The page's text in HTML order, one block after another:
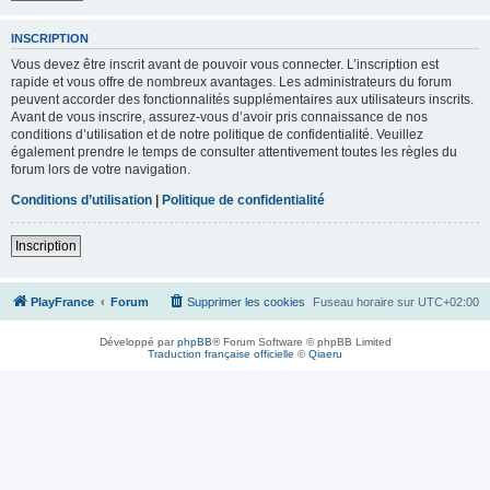
INSCRIPTION
Vous devez être inscrit avant de pouvoir vous connecter. L’inscription est
rapide et vous offre de nombreux avantages. Les administrateurs du forum
peuvent accorder des fonctionnalités supplémentaires aux utilisateurs inscrits.
Avant de vous inscrire, assurez-vous d’avoir pris connaissance de nos
conditions d’utilisation et de notre politique de confidentialité. Veuillez
également prendre le temps de consulter attentivement toutes les règles du
forum lors de votre navigation.
Conditions d’utilisation | Politique de confidentialité
Inscription
PlayFrance Forum Fuseau horaire sur UTC+02:00
Supprimer les cookies
Développé parphpBB® Forum Software © phpBB Limited
Traduction française officielle ©Qiaeru